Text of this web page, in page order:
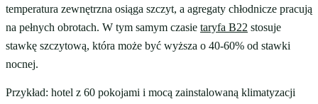
temperatura zewnętrzna osiąga szczyt, a agregaty chłodnicze pracują
na pełnych obrotach. W tym samym czasie taryfa B22 stosuje
stawkę szczytową, która może być wyższa o 40-60% od stawki
nocnej.
Przykład: hotel z 60 pokojami i mocą zainstalowaną klimatyzacji